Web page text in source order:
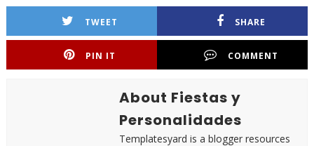
TWEET SHARE
PIN IT COMMENT
About Fiestas y
Personalidades
Templatesyard is a blogger resources